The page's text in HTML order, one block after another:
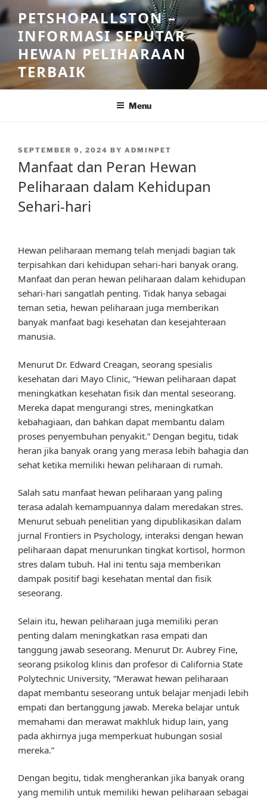
Skip
to
content
PETSHOPALLSTON –
INFORMASI SEPUTAR
HEWAN PELIHARAAN
TERBAIK
Menu
POSTED
SEPTEMBER 9, 2024 BY ADMINPET
Manfaat dan Peran Hewan
Peliharaan dalam Kehidupan
Sehari-hari
Hewan peliharaan memang telah menjadi bagian tak
terpisahkan dari kehidupan sehari-hari banyak orang.
Manfaat dan peran hewan peliharaan dalam kehidupan
sehari-hari sangatlah penting. Tidak hanya sebagai
teman setia, hewan peliharaan juga memberikan
banyak manfaat bagi kesehatan dan kesejahteraan
manusia.
Menurut Dr. Edward Creagan, seorang spesialis
kesehatan dari Mayo Clinic, “Hewan peliharaan dapat
meningkatkan kesehatan fisik dan mental seseorang.
Mereka dapat mengurangi stres, meningkatkan
kebahagiaan, dan bahkan dapat membantu dalam
proses penyembuhan penyakit.” Dengan begitu, tidak
heran jika banyak orang yang merasa lebih bahagia dan
sehat ketika memiliki hewan peliharaan di rumah.
Salah satu manfaat hewan peliharaan yang paling
terasa adalah kemampuannya dalam meredakan stres.
Menurut sebuah penelitian yang dipublikasikan dalam
jurnal Frontiers in Psychology, interaksi dengan hewan
peliharaan dapat menurunkan tingkat kortisol, hormon
stres dalam tubuh. Hal ini tentu saja memberikan
dampak positif bagi kesehatan mental dan fisik
seseorang.
Selain itu, hewan peliharaan juga memiliki peran
penting dalam meningkatkan rasa empati dan
tanggung jawab seseorang. Menurut Dr. Aubrey Fine,
seorang psikolog klinis dan profesor di California State
Polytechnic University, “Merawat hewan peliharaan
dapat membantu seseorang untuk belajar menjadi lebih
empati dan bertanggung jawab. Mereka belajar untuk
memahami dan merawat makhluk hidup lain, yang
pada akhirnya juga memperkuat hubungan sosial
mereka.”
Dengan begitu, tidak mengherankan jika banyak orang
yang memilih untuk memiliki hewan peliharaan sebagai